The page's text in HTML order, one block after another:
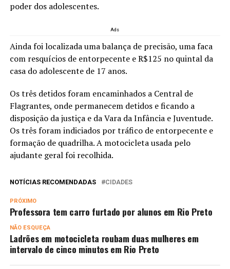
poder dos adolescentes.
Ads
Ainda foi localizada uma balança de precisão, uma faca
com resquícios de entorpecente e R$125 no quintal da
casa do adolescente de 17 anos.
Os três detidos foram encaminhados a Central de
Flagrantes, onde permanecem detidos e ficando a
disposição da justiça e da Vara da Infância e Juventude.
Os três foram indiciados por tráfico de entorpecente e
formação de quadrilha. A motocicleta usada pelo
ajudante geral foi recolhida.
NOTÍCIAS RECOMENDADAS CIDADES
PRÓXIMO
Professora tem carro furtado por alunos em Rio Preto
NÃO ESQUEÇA
Ladrões em motocicleta roubam duas mulheres em
intervalo de cinco minutos em Rio Preto